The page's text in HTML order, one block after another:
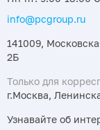
info@pcgroup.ru
141009,
2Б
Только для
г.Москва,
Узнавайте об